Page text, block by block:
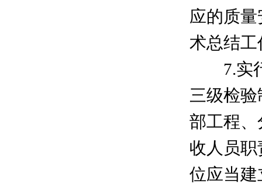
应的质
术总结
7.实行
三级检
部工程
收人员
位应当